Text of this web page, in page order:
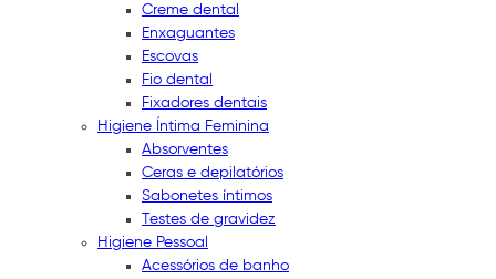
Creme dental
Enxaguantes
Escovas
Fio dental
Fixadores dentais
Higiene Íntima Feminina
Absorventes
Ceras e depilatórios
Sabonetes íntimos
Testes de gravidez
Higiene Pessoal
Acessórios de banho